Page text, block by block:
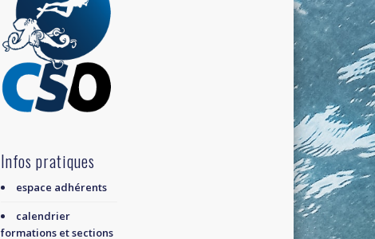
Infos pratiques
espace adhérents
calendrier
formations et sections